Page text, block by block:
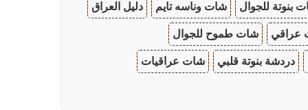
بنوتة للجوال شات وناسه تايم دليل العراق
عراقي شات طموح للجوال
دردشة بنوتة قلبي شات عراقيات